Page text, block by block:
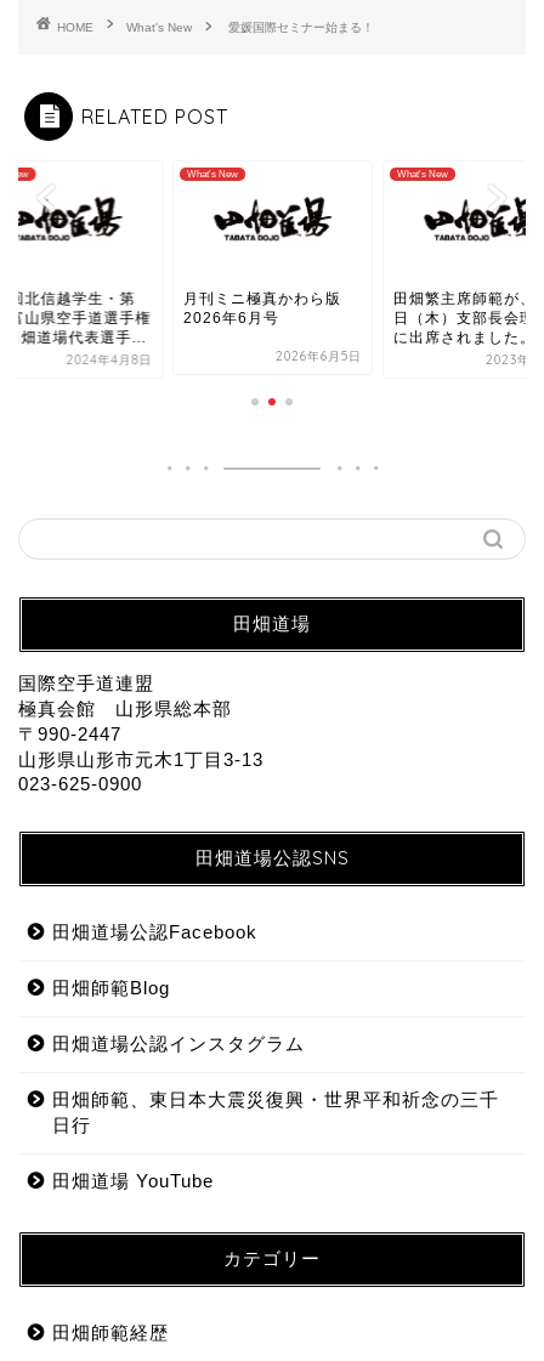
HOME What's New 愛媛国際セミナー始まる！
RELATED POST
New
刊ミニ極真かわら版
年6月号
2026年6月5日
What's New
田畑繁主席師範が、6月8
日（木）支部長会理事会
2023年6月9日
What's New
第15回北信越学生
19回富山県空手
大会田畑道場代表
2024
田畑道場
国際空手道連盟
極真会館 山形県総本部
〒990-2447
山形県山形市元木1丁目3-13
023-625-0900
田畑道場公認SNS
田畑道場公認Facebook
田畑師範Blog
田畑道場公認インスタグラム
田畑師範、東日本大震災復興・世界平和祈念の三千
日行
田畑道場 YouTube
カテゴリー
田畑師範経歴